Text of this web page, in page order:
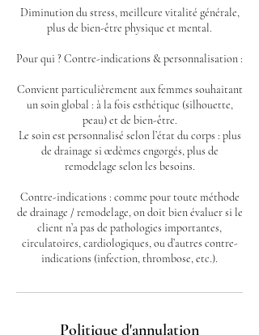
Diminution du stress, meilleure vitalité générale,
plus de bien-être physique et mental.
Pour qui ? Contre-indications & personnalisation :
Convient particulièrement aux femmes souhaitant
un soin global : à la fois esthétique (silhouette,
peau) et de bien-être.
Le soin est personnalisé selon l’état du corps : plus
de drainage si œdèmes engorgés, plus de
remodelage selon les besoins.
Contre-indications : comme pour toute méthode
de drainage / remodelage, on doit bien évaluer si le
client n’a pas de pathologies importantes,
circulatoires, cardiologiques, ou d’autres contre-
indications (infection, thrombose, etc.).
Politique d'annulation